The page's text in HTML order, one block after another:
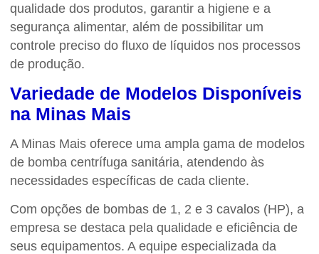
qualidade dos produtos, garantir a higiene e a
segurança alimentar, além de possibilitar um
controle preciso do fluxo de líquidos nos processos
de produção.
Variedade de Modelos Disponíveis
na Minas Mais
A Minas Mais oferece uma ampla gama de modelos
de bomba centrífuga sanitária, atendendo às
necessidades específicas de cada cliente.
Com opções de bombas de 1, 2 e 3 cavalos (HP), a
empresa se destaca pela qualidade e eficiência de
seus equipamentos. A equipe especializada da